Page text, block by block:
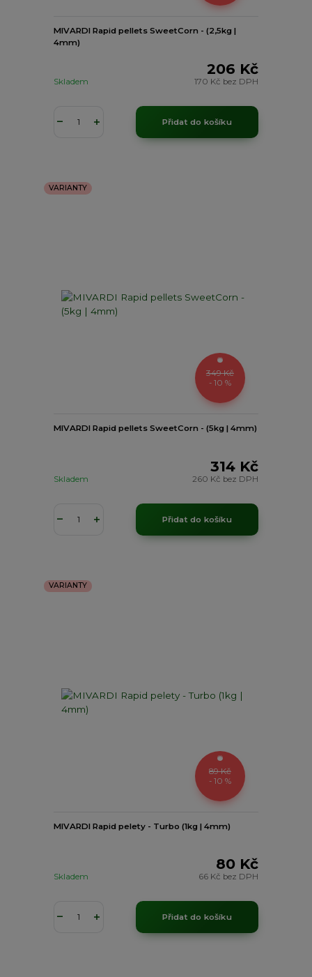
MIVARDI Rapid pellets SweetCorn - (2,5kg |
4mm)
206 Kč
170 Kč bez DPH
Skladem
Přidat do košíku
VARIANTY
349 Kč
- 10 %
MIVARDI Rapid pellets SweetCorn - (5kg | 4mm)
314 Kč
260 Kč bez DPH
Skladem
Přidat do košíku
VARIANTY
89 Kč
- 10 %
MIVARDI Rapid pelety - Turbo (1kg | 4mm)
80 Kč
66 Kč bez DPH
Skladem
Přidat do košíku